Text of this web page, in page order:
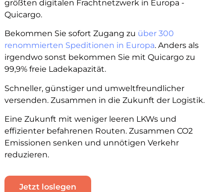
größten digitalen Frachtnetzwerk in Europa -
Quicargo.
Bekommen Sie sofort Zugang zu über 300
renommierten Speditionen in Europa. Anders als
irgendwo sonst bekommen Sie mit Quicargo zu
99,9% freie Ladekapazität.
Schneller, günstiger und umweltfreundlicher
versenden. Zusammen in die Zukunft der Logistik.
Eine Zukunft mit weniger leeren LKWs und
effizienter befahrenen Routen. Zusammen CO2
Emissionen senken und unnötigen Verkehr
reduzieren.
Jetzt loslegen